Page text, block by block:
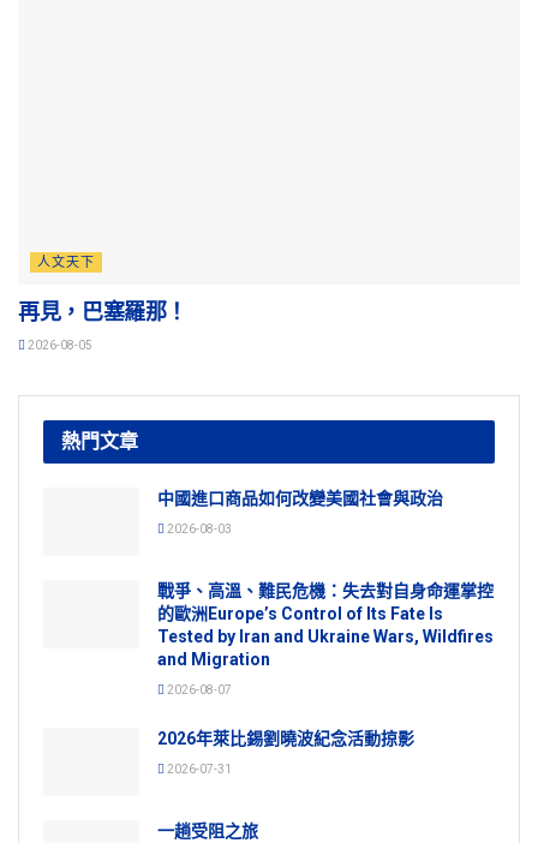
人文天下
再見，巴塞羅那！
2026-08-05
熱門文章
中國進口商品如何改變美國社會與政治
2026-08-03
戰爭、高溫、難民危機：失去對自身命運掌控
的歐洲Europe’s Control of Its Fate Is
Tested by Iran and Ukraine Wars, Wildfires
and Migration
2026-08-07
2026年萊比錫劉曉波紀念活動掠影
2026-07-31
一趟受阻之旅